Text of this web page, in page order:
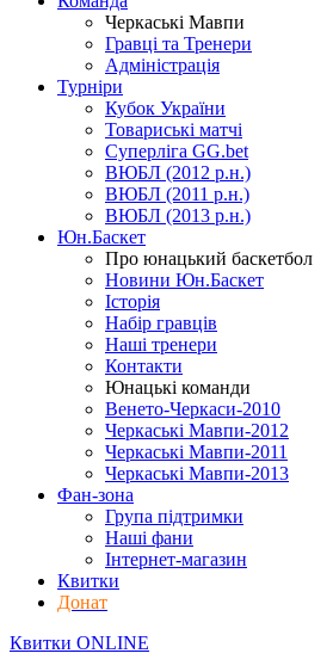
Черкаські Мавпи
Гравці та Тренери
Адміністрація
Турніри
Кубок України
Товариські матчі
Суперліга GG.bet
ВЮБЛ (2012 р.н.)
ВЮБЛ (2011 р.н.)
ВЮБЛ (2013 р.н.)
Юн.Баскет
Про юнацький баскетбол
Новини Юн.Баскет
Історія
Набір гравців
Наші тренери
Контакти
Юнацькі команди
Венето-Черкаси-2010
Черкаські Мавпи-2012
Черкаські Мавпи-2011
Черкаські Мавпи-2013
Фан-зона
Група підтримки
Наші фани
Інтернет-магазин
Квитки
Донат
Квитки ONLINE